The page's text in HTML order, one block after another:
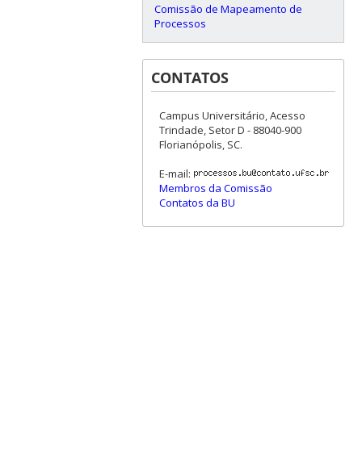
Comissão de Mapeamento de
Processos
CONTATOS
Campus Universitário, Acesso
Trindade, Setor D - 88040-900
Florianópolis, SC.
E-mail:
Membros da Comissão
Contatos da BU